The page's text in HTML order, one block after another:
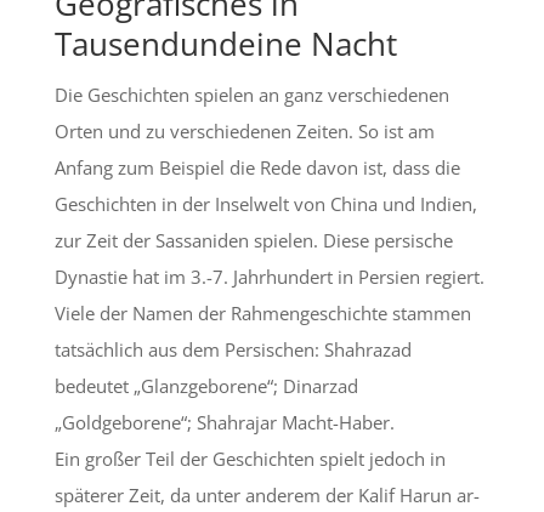
Tausendundeine Nacht
Die Geschichten spielen an ganz verschiedenen
Orten und zu verschiedenen Zeiten. So ist am
Anfang zum Beispiel die Rede davon ist, dass die
Geschichten in der Inselwelt von China und Indien,
zur Zeit der Sassaniden spielen. Diese persische
Dynastie hat im 3.-7. Jahrhundert in Persien regiert.
Viele der Namen der Rahmengeschichte stammen
tatsächlich aus dem Persischen: Shahrazad
bedeutet „Glanzgeborene“; Dinarzad
„Goldgeborene“; Shahrajar Macht-Haber.
Ein großer Teil der Geschichten spielt jedoch in
späterer Zeit, da unter anderem der Kalif Harun ar-